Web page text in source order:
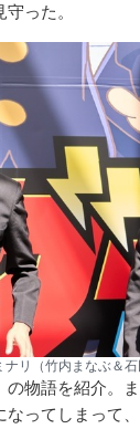
った。
リ（竹内まなぶ＆石
物語を紹介。
ってしまって